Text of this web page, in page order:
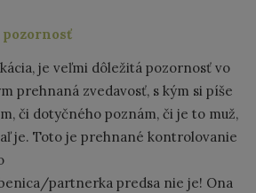
je veľmi dôležitá pozornosť vo
prehnaná zvedavosť, s kým si píše
či dotyčného poznám, či je to muž,
je. Toto je prehnané kontrolovanie
partnerka predsa nie je! Ona